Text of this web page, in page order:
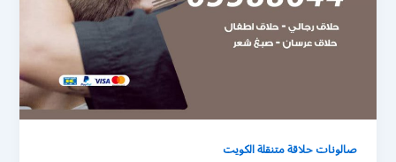
صالونات حلاقة متنقلة الكويت